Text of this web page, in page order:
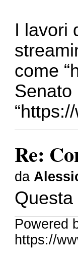
I lavori
come
Senato
Re:
da
Questa
Powered
https://